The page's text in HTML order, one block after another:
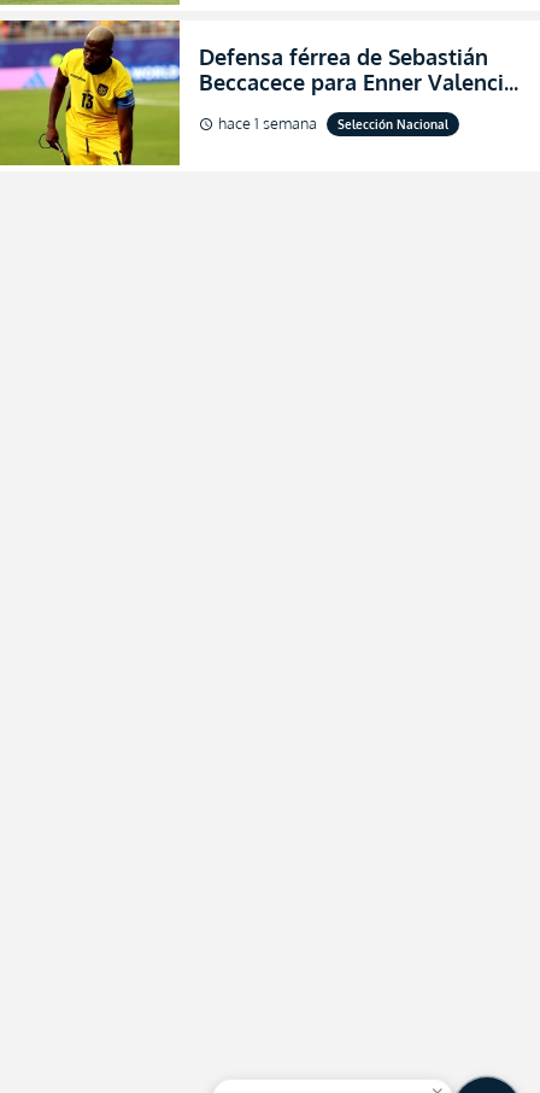
Defensa férrea de Sebastián
Beccacece para Enner Valencia
al indicar que era el hombre
indicado para Ecuador
schedule hace 1 semana Selección Nacional